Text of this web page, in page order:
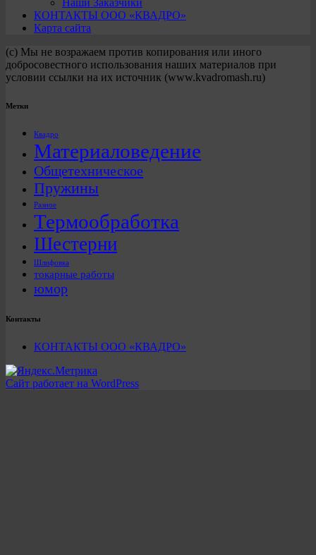
КОНТАКТЫ ООО «КВАДРО»
Карта сайта
(с) Мы не возражаем против копирования или иного
добросовестного использования наших материалов при
условии ссылки на их источник (www.kvadromash.ru)
Метки
Квадро
Материаловедение
Общетехническое
Пружины
Разное
Термообработка
Шестерни
Шлифовка
токарные работы
юмор
Контакты
КОНТАКТЫ ООО «КВАДРО»
Сайт работает на WordPress